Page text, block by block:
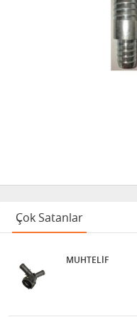
Çok Satanlar
MUHTELİF